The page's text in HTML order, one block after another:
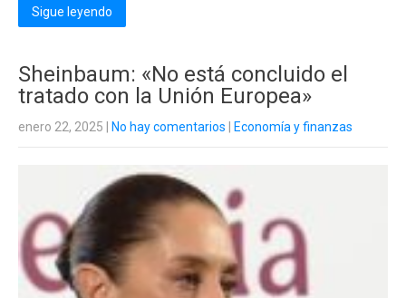
Sigue leyendo
Sheinbaum: «No está concluido el
tratado con la Unión Europea»
enero 22, 2025 No hay comentarios Economía y finanzas